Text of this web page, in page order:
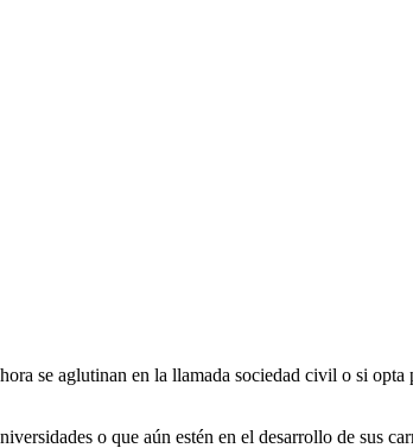
se aglutinan en la llamada sociedad civil o si
o que aún estén en el desarrollo de sus